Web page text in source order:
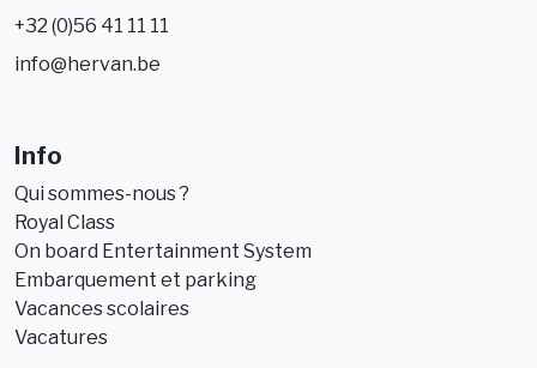
+32 (0)56 41 11 11
info@hervan.be
Info
Qui sommes-nous ?
Royal Class
On board Entertainment System
Embarquement et parking
Vacances scolaires
Vacatures